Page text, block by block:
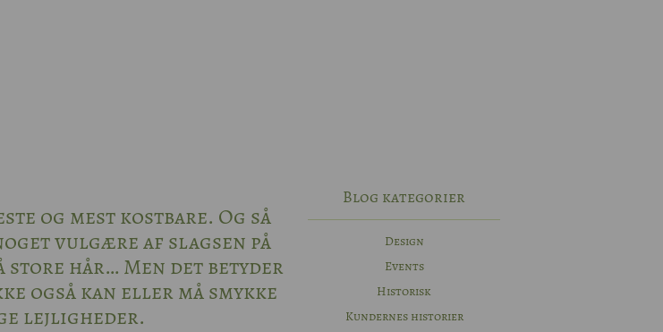
og mest kostbare. Og så
vulgære af slagsen på
hår… Men det betyder
også kan eller må smykke
lejligheder.
Blog kategorier
Design
Events
Historisk
Kundernes historier